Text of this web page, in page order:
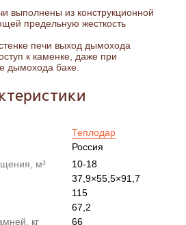
выполнены из конструкционной
предельную жесткость
печи выход дымохода
к каменке, даже при
дымохода баке.
Теплодар
Россия
м³
10-18
37,9×55,5×91,7
115
67,2
кг
66